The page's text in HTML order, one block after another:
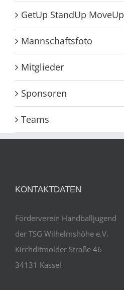
GetUp StandUp MoveUp
Mannschaftsfoto
Mitglieder
Sponsoren
Teams
KONTAKTDATEN
Förderverein Handballjugend
der TSG Wilhelmshöhe e.V.
Kirchditmolder Straße 46
34131 Kassel